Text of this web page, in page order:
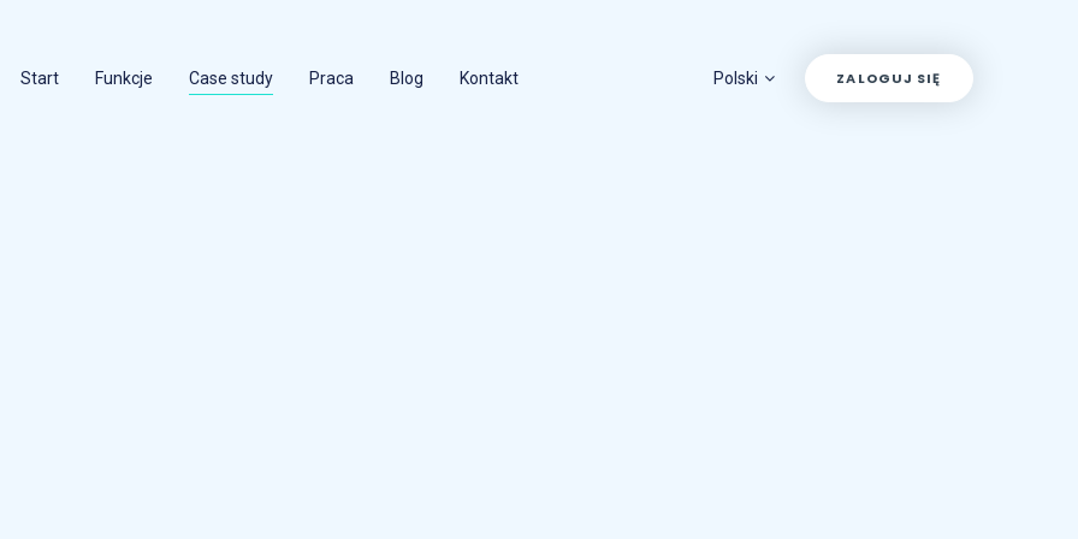
Start Funkcje Case study Praca Blog Kontakt Polski ZALOGUJ SIĘ